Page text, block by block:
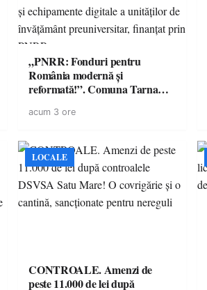
„PNRR: Fonduri pentru
România modernă și
reformată!”. Comuna Tarna
dotare cu mobilier, materiale
a unităților de învățământ
preuniversitar, finanțat prin
PNRR
acum 3 ore
LOCALE
CONTROALE. Amenzi de
peste 11.000 de lei după